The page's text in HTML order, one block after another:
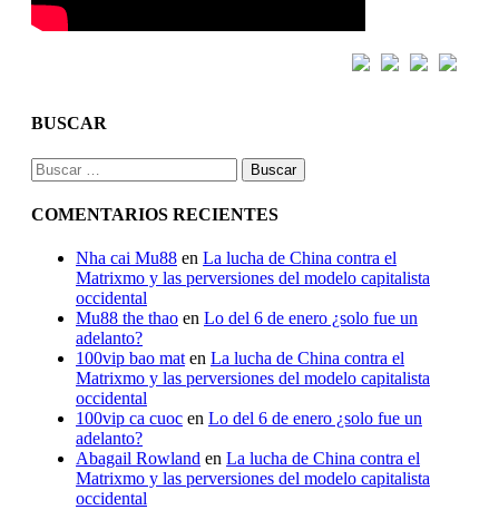
BUSCAR
Buscar:
COMENTARIOS RECIENTES
Nha cai Mu88 en La lucha de China contra el
Matrixmo y las perversiones del modelo capitalista
occidental
Mu88 the thao en Lo del 6 de enero ¿solo fue un
adelanto?
100vip bao mat en La lucha de China contra el
Matrixmo y las perversiones del modelo capitalista
occidental
100vip ca cuoc en Lo del 6 de enero ¿solo fue un
adelanto?
Abagail Rowland en La lucha de China contra el
Matrixmo y las perversiones del modelo capitalista
occidental